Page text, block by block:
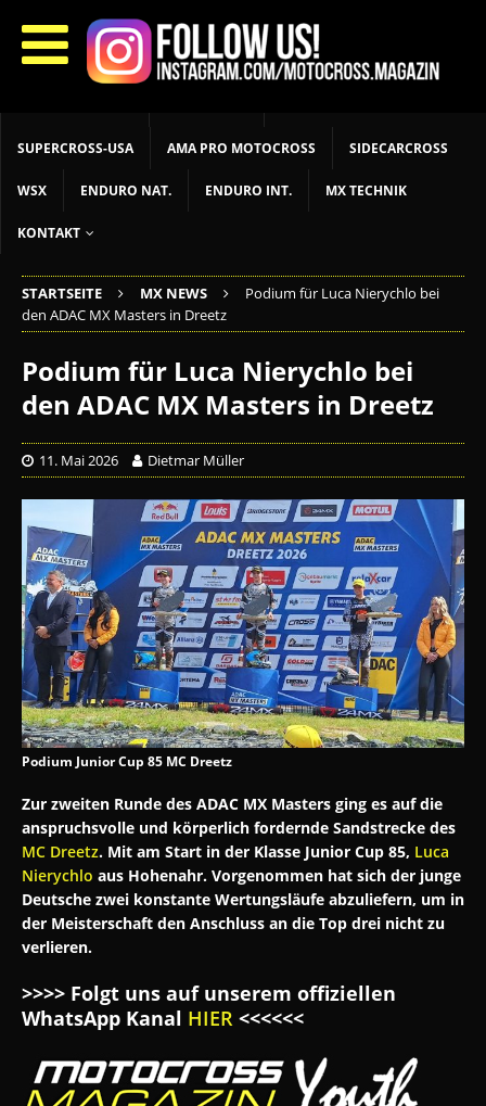
START LIVETIMING MX NEWS MX YOUTH
MX WOMEN MXGP ADAC MX MASTERS MOTOCROSS INT
SUPERCROSS-USA AMA PRO MOTOCROSS SIDECARCROSS
WSX ENDURO NAT. ENDURO INT. MX TECHNIK
KONTAKT
STARTSEITE MX NEWS
Podium für Luca Nierychlo bei
den ADAC MX Masters in Dreetz
Podium für Luca Nierychlo bei
den ADAC MX Masters in Dreetz
11. Mai 2026 Dietmar Müller
Podium Junior Cup 85 MC Dreetz
Zur zweiten Runde des ADAC MX Masters ging es auf die
anspruchsvolle und körperlich fordernde Sandstrecke des
MC Dreetz. Mit am Start in der Klasse Junior Cup 85, Luca
Nierychlo aus Hohenahr. Vorgenommen hat sich der junge
Deutsche zwei konstante Wertungsläufe abzuliefern, um in
der Meisterschaft den Anschluss an die Top drei nicht zu
verlieren.
>>>> Folgt uns auf unserem offiziellen
WhatsApp Kanal HIER <<<<<<